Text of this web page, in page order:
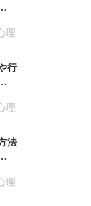
理
理
行
理
法